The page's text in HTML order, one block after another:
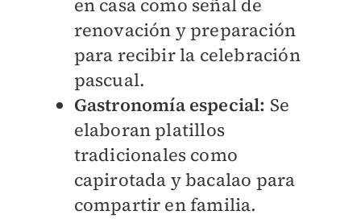
renovación y preparación
para recibir la celebración
pascual.
Gastronomía especial: Se
elaboran platillos
tradicionales como
capirotada y bacalao para
compartir en familia.